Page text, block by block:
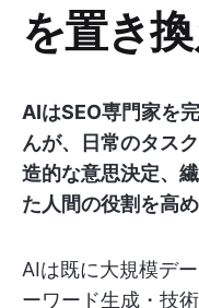
を置き
AIはSEO専門家を
んが、日常のタス
造的な意思決定、
た人間の役割を高め
AIは既に大規模デ
ーワード生成・技